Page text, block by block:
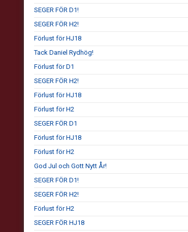
SEGER FÖR D1!
SEGER FÖR H2!
Förlust för HJ18
Tack Daniel Rydhög!
Förlust för D1
SEGER FÖR H2!
Förlust för HJ18
Förlust för H2
SEGER FÖR D1
Förlust för HJ18
Förlust för H2
God Jul och Gott Nytt År!
SEGER FÖR D1!
SEGER FÖR H2!
Förlust för H2
SEGER FÖR HJ18